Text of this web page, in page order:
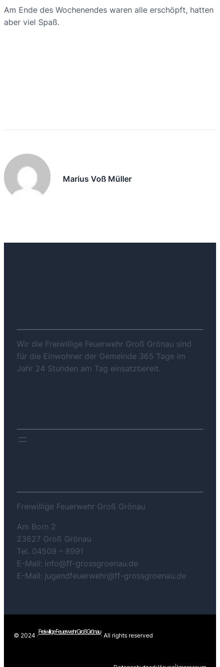
Am Ende des Wochenendes waren alle erschöpft, hatten
aber viel Spaß.
Marius Voß Müller
Wir die Freiwillige Feuerwehr Groß Grönau sind
für die Einwohner der Gemeinde 365 Tage im
Jahr 24 Stunden am Tag einsatzbereit.
Freiwillige Feuerwehr Groß Grönau
Am Born 2
23627 Groß Grönau
Tel. 04509 – 8991
E-Mail: info@ff-grossgroenau.de
E-Mail: jugendfeuerwehr@ff-grossgroenau.de
© 2024 ·
Freiwilige Feuerwehr Groß Grönau
· All rights reserved